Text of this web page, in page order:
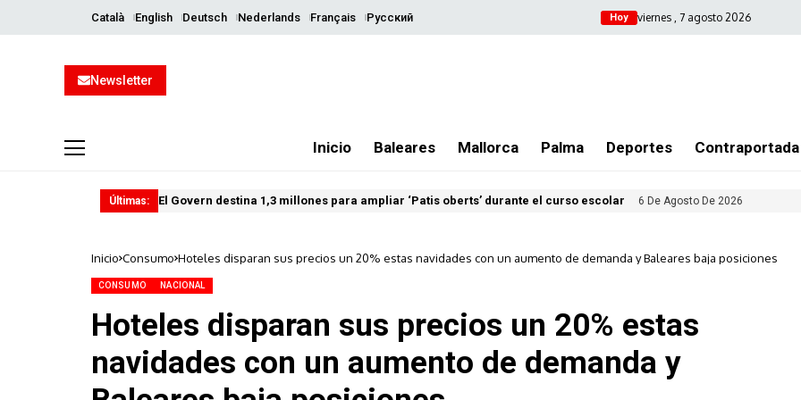
Català English Deutsch Nederlands Français Русский Hoy viernes , 7 agosto 2026
Newsletter
Inicio Baleares Mallorca Palma Deportes Contraportada
Últimas: El Govern destina 1,3 millones para ampliar ‘Patis oberts’ durante el curso escolar 6 De Agosto De 2026
Inicio Consumo Hoteles disparan sus precios un 20% estas navidades con un aumento de demanda y Baleares baja posiciones
CONSUMO NACIONAL
Hoteles disparan sus precios un 20% estas
navidades con un aumento de demanda y